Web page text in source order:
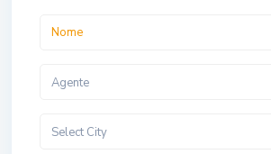
Agente
Select City